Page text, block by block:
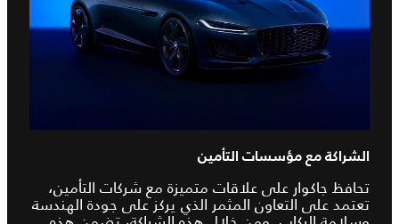
الشراكة مع مؤسسات التأمين
تحافظ جاكوار على علاقات متميزة مع شركات التأمين،
تعتمد على التعاون المثمر الذي يركز على جودة الهندسة